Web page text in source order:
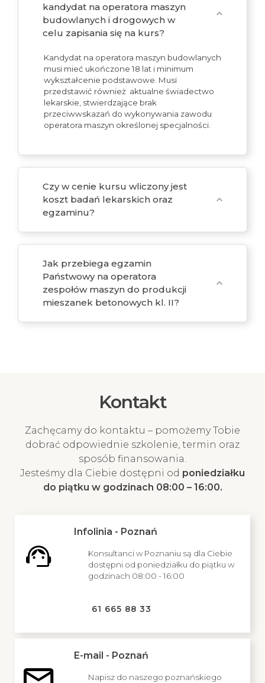
kandydat na operatora maszyn
budowlanych i drogowych w
celu zapisania się na kurs?
expand_more
Kandydat na operatora maszyn budowlanych
musi mieć ukończone 18 lat i minimum
wykształcenie podstawowe. Musi
przedstawić również aktualne świadectwo
lekarskie, stwierdzające brak
przeciwwskazań do wykonywania zawodu
operatora maszyn określonej specjalności.
Czy w cenie kursu wliczony jest
koszt badań lekarskich oraz
egzaminu?
expand_more
Jak przebiega egzamin
Państwowy na operatora
zespołów maszyn do produkcji
mieszanek betonowych kl. II?
expand_more
Kontakt
Zachęcamy do kontaktu – pomożemy Tobie
dobrać odpowiednie szkolenie, termin oraz
sposób finansowania.
Jesteśmy dla Ciebie dostępni od poniedziałku
do piątku w godzinach 08:00 – 16:00.
Infolinia - Poznań
Konsultanci w Poznaniu są dla Ciebie
dostępni od poniedziałku do piątku w
godzinach 08:00 - 16:00
61 665 88 33
E-mail - Poznań
Napisz do naszego poznańskiego